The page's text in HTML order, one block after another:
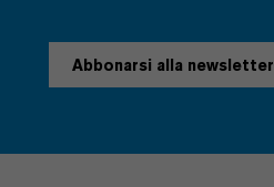
Abbonarsi alla newsletter